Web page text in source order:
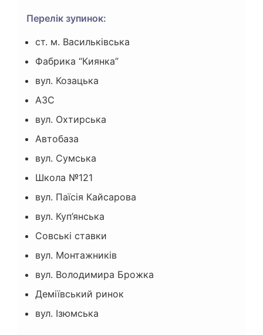
Перелік зупинок:
ст. м. Васильківська
Фабрика “Киянка”
вул. Козацька
АЗС
вул. Охтирська
Автобаза
вул. Сумська
Школа №121
вул. Паїсія Кайсарова
вул. Куп’янська
Совські ставки
вул. Монтажників
вул. Володимира Брожка
Деміївський ринок
вул. Ізюмська